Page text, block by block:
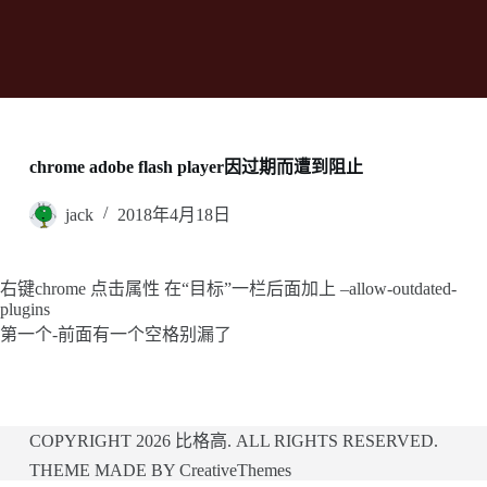
chrome adobe flash player因过期而遭到阻止
jack 2018年4月18日
右键chrome 点击属性 在“目标”一栏后面加上 –allow-outdated-
plugins
第一个-前面有一个空格别漏了
COPYRIGHT 2026 比格高. ALL RIGHTS RESERVED.
THEME MADE BY CreativeThemes